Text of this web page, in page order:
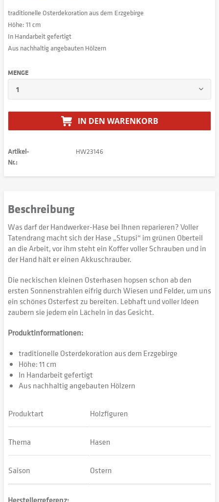
traditionelle Osterdekoration aus dem Erzgebirge
Höhe: 11 cm
In Handarbeit gefertigt
Aus nachhaltig angebauten Hölzern
MENGE
IN DEN WARENKORB
Artikel-
Nr.:
HW23146
Beschreibung
Was darf der Handwerker-Hase bei Ihnen reparieren? Voller
Tatendrang macht sich der Hase „Stupsi“ im grünen Oberteil
an die Arbeit, vor ihm steht ein Koffer voller Schrauben und in
der Hand hält er einen Akkuschrauber.
Die neckischen kleinen Osterhasen hopsen schon ab den
ersten Sonnenstrahlen eifrig durch Wiesen und Felder, um uns
ein schönes Osterfest zu bereiten. Lebhaft und voller Ideen
zaubern sie jedem ein Lächeln in das Gesicht.
Produktinformationen:
traditionelle Osterdekoration aus dem Erzgebirge
Höhe: 11 cm
In Handarbeit gefertigt
Aus nachhaltig angebauten Hölzern
Produktart Holzfiguren
Thema Hasen
Saison Ostern